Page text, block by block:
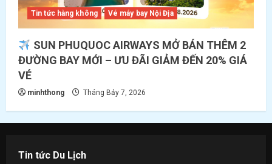
Tin tức hàng không Vé máy bay Nội Địa
SUN PHUQUOC AIRWAYS MỞ BÁN THÊM 2
ĐƯỜNG BAY MỚI – ƯU ĐÃI GIẢM ĐẾN 20% GIÁ
VÉ
minhthong Tháng Bảy 7, 2026
Tin tức Du Lịch